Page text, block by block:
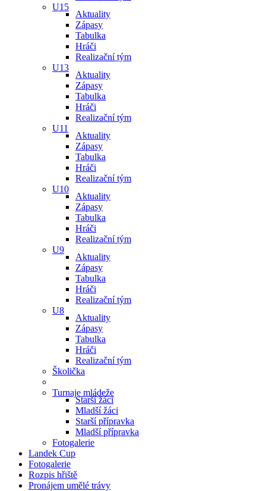
U15
Aktuality
Zápasy
Tabulka
Hráči
Realizační tým
U13
Aktuality
Zápasy
Tabulka
Hráči
Realizační tým
U11
Aktuality
Zápasy
Tabulka
Hráči
Realizační tým
U10
Aktuality
Zápasy
Tabulka
Hráči
Realizační tým
U9
Aktuality
Zápasy
Tabulka
Hráči
Realizační tým
U8
Aktuality
Zápasy
Tabulka
Hráči
Realizační tým
Školička
Turnaje mládeže
Starší žáci
Mladší žáci
Starší přípravka
Mladší přípravka
Fotogalerie
Landek Cup
Fotogalerie
Rozpis hřiště
Pronájem umělé trávy